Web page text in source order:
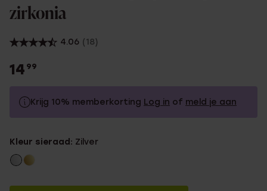
zirkonia
4.06 (18)
14 99
Krijg 10% memberkorting Log in of meld je aan
Zonder memberkorting
Kleur sieraad: Zilver